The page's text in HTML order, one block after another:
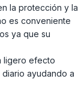
la protección y la
es conveniente
ya que su
ligero efecto
ayudando a